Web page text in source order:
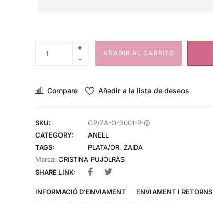
AÑADIR AL CARRITO
Compare Añadir a la lista de deseos
SKU:
CP/ZA-O-3001-P-@
CATEGORY:
ANELL
TAGS:
PLATA/OR, ZAIDA
Marca: CRISTINA PUJOLRÀS
SHARE LINK:
INFORMACIÓ D'ENVIAMENT ENVIAMENT I RETORNS